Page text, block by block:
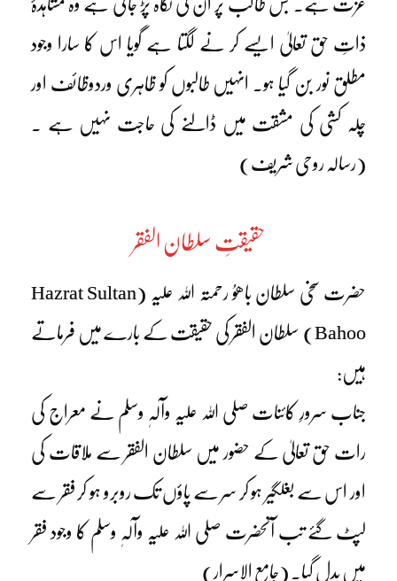
عزت ہے۔ جس طالب پر ان کی نگاہ پڑ جاتی ہے وہ مشاہدۂ
ذاتِ حق تعالیٰ ایسے کر نے لگتا ہے گویا اس کا سارا وجود
مطلق نور بن گیا ہو۔ انہیں طالبوں کو ظاہری وردوظائف اور
چلہ کشی کی مشقت میں ڈالنے کی حاجت نہیں ہے ۔
(رسالہ روحی شریف)
حقیقتِ سلطان الفقر
حضرت سخی سلطان باھوُ رحمتہ اللہ علیہ (Hazrat Sultan
Bahoo) سلطان الفقر کی حقیقت کے بارے میں فرماتے
ہیں:
جناب سرورِ کائنات صلی اللہ علیہ وآلہٖ وسلم نے معراج کی
رات حق تعالیٰ کے حضور میں سلطان الفقر سے ملاقات کی
اور اس سے بغلگیر ہو کر سر سے پاؤں تک روبرو ہو کر فقر سے
لپٹ گئے تب آنحضرت صلی اللہ علیہ وآلہٖ وسلم کا وجود فقر
میں بدل گیا۔ (جامع الاسرار)